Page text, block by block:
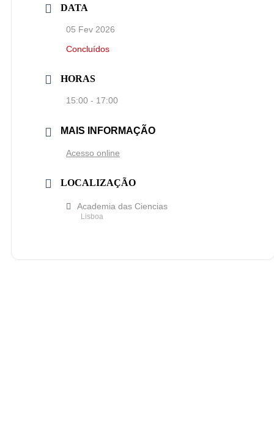
DATA
05 Fev 2026
Concluídos
HORAS
15:00 - 17:00
MAIS INFORMAÇÃO
Acesso online
LOCALIZAÇÃO
Academia das Ciencias
Lisboa